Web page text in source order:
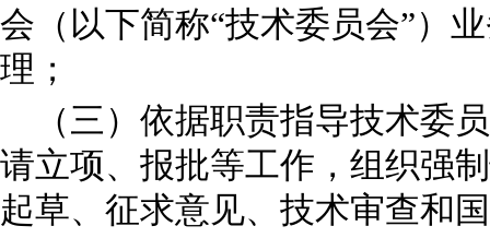
会（以下简称“技术委员会”）
理；
（三）依据职责指导技术委
请立项、报批等工作，组织强
起草、征求意见、技术审查和